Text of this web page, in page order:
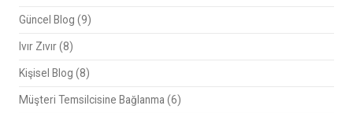
Güncel Blog (9)
Ivır Zıvır(8)
Kişisel Blog (8)
Müşteri Temsilcisine Bağlanma (6)